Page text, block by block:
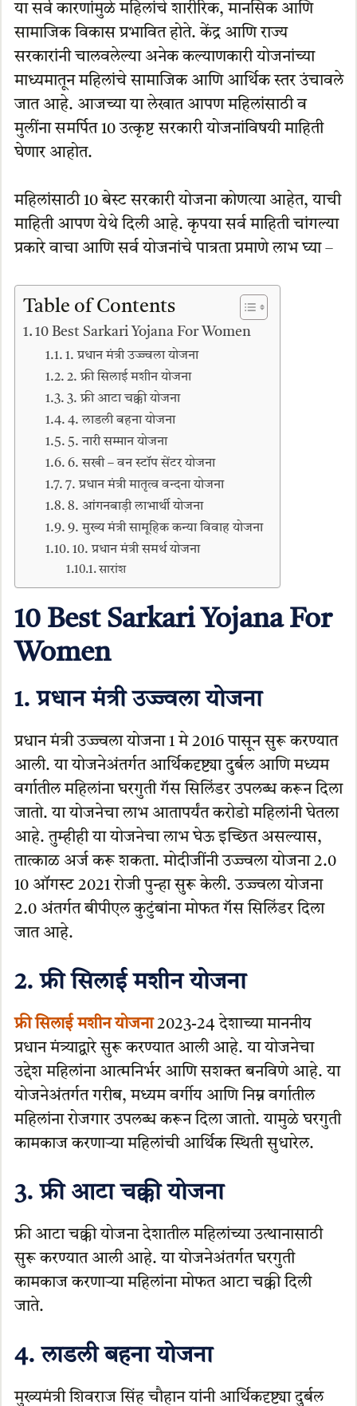
या सर्व कारणांमुळे महिलांचे शारीरिक, मानसिक आणि
सामाजिक विकास प्रभावित होते. केंद्र आणि राज्य
सरकारांनी चालवलेल्या अनेक कल्याणकारी योजनांच्या
माध्यमातून महिलांचे सामाजिक आणि आर्थिक स्तर उंचावले
जात आहे. आजच्या या लेखात आपण महिलांसाठी व
मुलींना समर्पित 10 उत्कृष्ट सरकारी योजनांविषयी माहिती
घेणार आहोत.
महिलांसाठी 10 बेस्ट सरकारी योजना कोणत्या आहेत, याची
माहिती आपण येथे दिली आहे. कृपया सर्व माहिती चांगल्या
प्रकारे वाचा आणि सर्व योजनांचे पात्रता प्रमाणे लाभ घ्या –
Table of Contents
10 Best Sarkari Yojana For Women
1. प्रधान मंत्री उज्ज्वला योजना
2. फ्री सिलाई मशीन योजना
3. फ्री आटा चक्की योजना
4. लाडली बहना योजना
5. नारी सम्मान योजना
6. सखी – वन स्टॉप सेंटर योजना
7. प्रधान मंत्री मातृत्व वन्दना योजना
8. आंगनबाड़ी लाभार्थी योजना
9. मुख्य मंत्री सामूहिक कन्या विवाह योजना
10. प्रधान मंत्री समर्थ योजना
सारांश
10 Best Sarkari Yojana For
Women
1. प्रधान मंत्री उज्ज्वला योजना
प्रधान मंत्री उज्ज्वला योजना 1 मे 2016 पासून सुरू करण्यात
आली. या योजनेअंतर्गत आर्थिकदृष्ट्या दुर्बल आणि मध्यम
वर्गातील महिलांना घरगुती गॅस सिलिंडर उपलब्ध करून दिला
जातो. या योजनेचा लाभ आतापर्यंत करोडो महिलांनी घेतला
आहे. तुम्हीही या योजनेचा लाभ घेऊ इच्छित असल्यास,
तात्काळ अर्ज करू शकता. मोदीजींनी उज्ज्वला योजना 2.0
10 ऑगस्ट 2021 रोजी पुन्हा सुरू केली. उज्ज्वला योजना
2.0 अंतर्गत बीपीएल कुटुंबांना मोफत गॅस सिलिंडर दिला
जात आहे.
2. फ्री सिलाई मशीन योजना
फ्री सिलाई मशीन योजना2023-24 देशाच्या माननीय
प्रधान मंत्र्याद्वारे सुरू करण्यात आली आहे. या योजनेचा
उद्देश महिलांना आत्मनिर्भर आणि सशक्त बनविणे आहे. या
योजनेअंतर्गत गरीब, मध्यम वर्गीय आणि निम्न वर्गातील
महिलांना रोजगार उपलब्ध करून दिला जातो. यामुळे घरगुती
कामकाज करणाऱ्या महिलांची आर्थिक स्थिती सुधारेल.
3. फ्री आटा चक्की योजना
फ्री आटा चक्की योजना देशातील महिलांच्या उत्थानासाठी
सुरू करण्यात आली आहे. या योजनेअंतर्गत घरगुती
कामकाज करणाऱ्या महिलांना मोफत आटा चक्की दिली
जाते.
4. लाडली बहना योजना
मुख्यमंत्री शिवराज सिंह चौहान यांनी आर्थिकदृष्ट्या दुर्बल